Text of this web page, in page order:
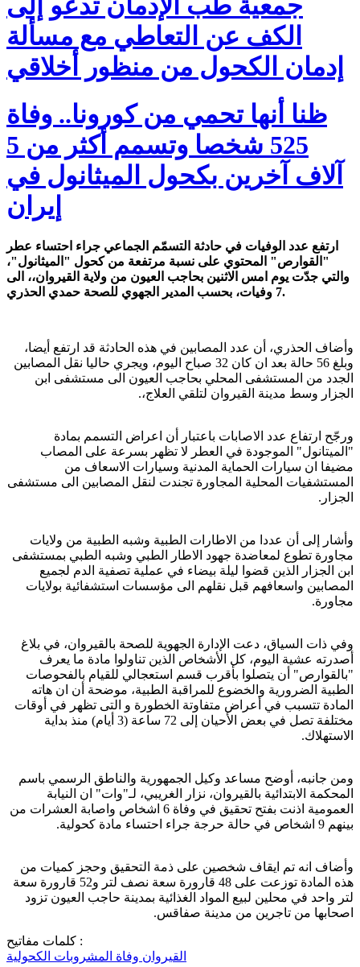
الكف عن التعاطي مع مسألة
إدمان الكحول من منظور أخلاقي
ظنا أنها تحمي من كورونا.. وفاة
525 شخصا وتسمم أكثر من 5
آلاف آخرين بكحول الميثانول في
إيران
ارتفع عدد الوفيات في حادثة التسمّم الجماعي جراء احتساء عطر
"القوارص" المحتوي على نسبة مرتفعة من كحول "الميثانول"،
والتي جدّت يوم امس الاثنين بحاجب العيون من ولاية القيروان،، الى
7 وفيات، بحسب المدير الجهوي للصحة حمدي الحذري.
وأضاف الحذري، أن عدد المصابين في هذه الحادثة قد ارتفع أيضا،
وبلغ 56 حالة بعد ان كان 32 صباح اليوم، ويجري حاليا نقل المصابين
الجدد من المستشفى المحلي بحاجب العيون الى مستشفى ابن
الجزار وسط مدينة القيروان لتلقي العلاج،.
ورجّح ارتفاع عدد الاصابات باعتبار أن اعراض التسمم بمادة
"الميتانول" الموجودة في العطر لا تظهر بسرعة على المصاب
مضيفا ان سيارات الحماية المدنية وسيارات الاسعاف من
المستشفيات المحلية المجاورة تجندت لنقل المصابين الى مستشفى
الجزار.
وأشار إلى أن عددا من الاطارات الطبية وشبه الطبية من ولايات
مجاورة تطوع لمعاضدة جهود الاطار الطبي وشبه الطبي بمستشفى
ابن الجزار الذين قضوا ليلة بيضاء في عملية تصفية الدم لجميع
المصابين واسعافهم قبل نقلهم الى مؤسسات استشفائية بولايات
مجاورة.
وفي ذات السياق، دعت الإدارة الجهوية للصحة بالقيروان، في بلاغ
أصدرته عشية اليوم، كل الأشخاص الذين تناولوا مادة ما يعرف
"بالقوارص" أن يتصلوا بأقرب قسم استعجالي للقيام بالفحوصات
الطبية الضرورية والخضوع للمراقبة الطبية، موضحة أن ان هاته
المادة تتسبب في أعراض متفاوتة الخطورة و التى تظهر في أوقات
مختلفة تصل في بعض الأحيان إلى 72 ساعة (3 أيام) منذ بداية
الاستهلاك.
ومن جانبه، أوضح مساعد وكيل الجمهورية والناطق الرسمي باسم
المحكمة الابتدائية بالقيروان، نزار الغريبي، لـ"وات" ان النيابة
العمومية اذنت بفتح تحقيق في وفاة 6 اشخاص واصابة العشرات من
بينهم 9 اشخاص في حالة حرجة جراء احتساء مادة كحولية.
وأضاف انه تم ايقاف شخصين على ذمة التحقيق وحجز كميات من
هذه المادة توزعت على 48 قارورة سعة نصف لتر و52 قارورة سعة
لتر واحد في محلين لبيع المواد الغذائية بمدينة حاجب العيون تزود
اصحابها من تاجرين من مدينة صفاقس.
كلمات مفاتيح :
القيروان وفاة المشروبات الكحولية